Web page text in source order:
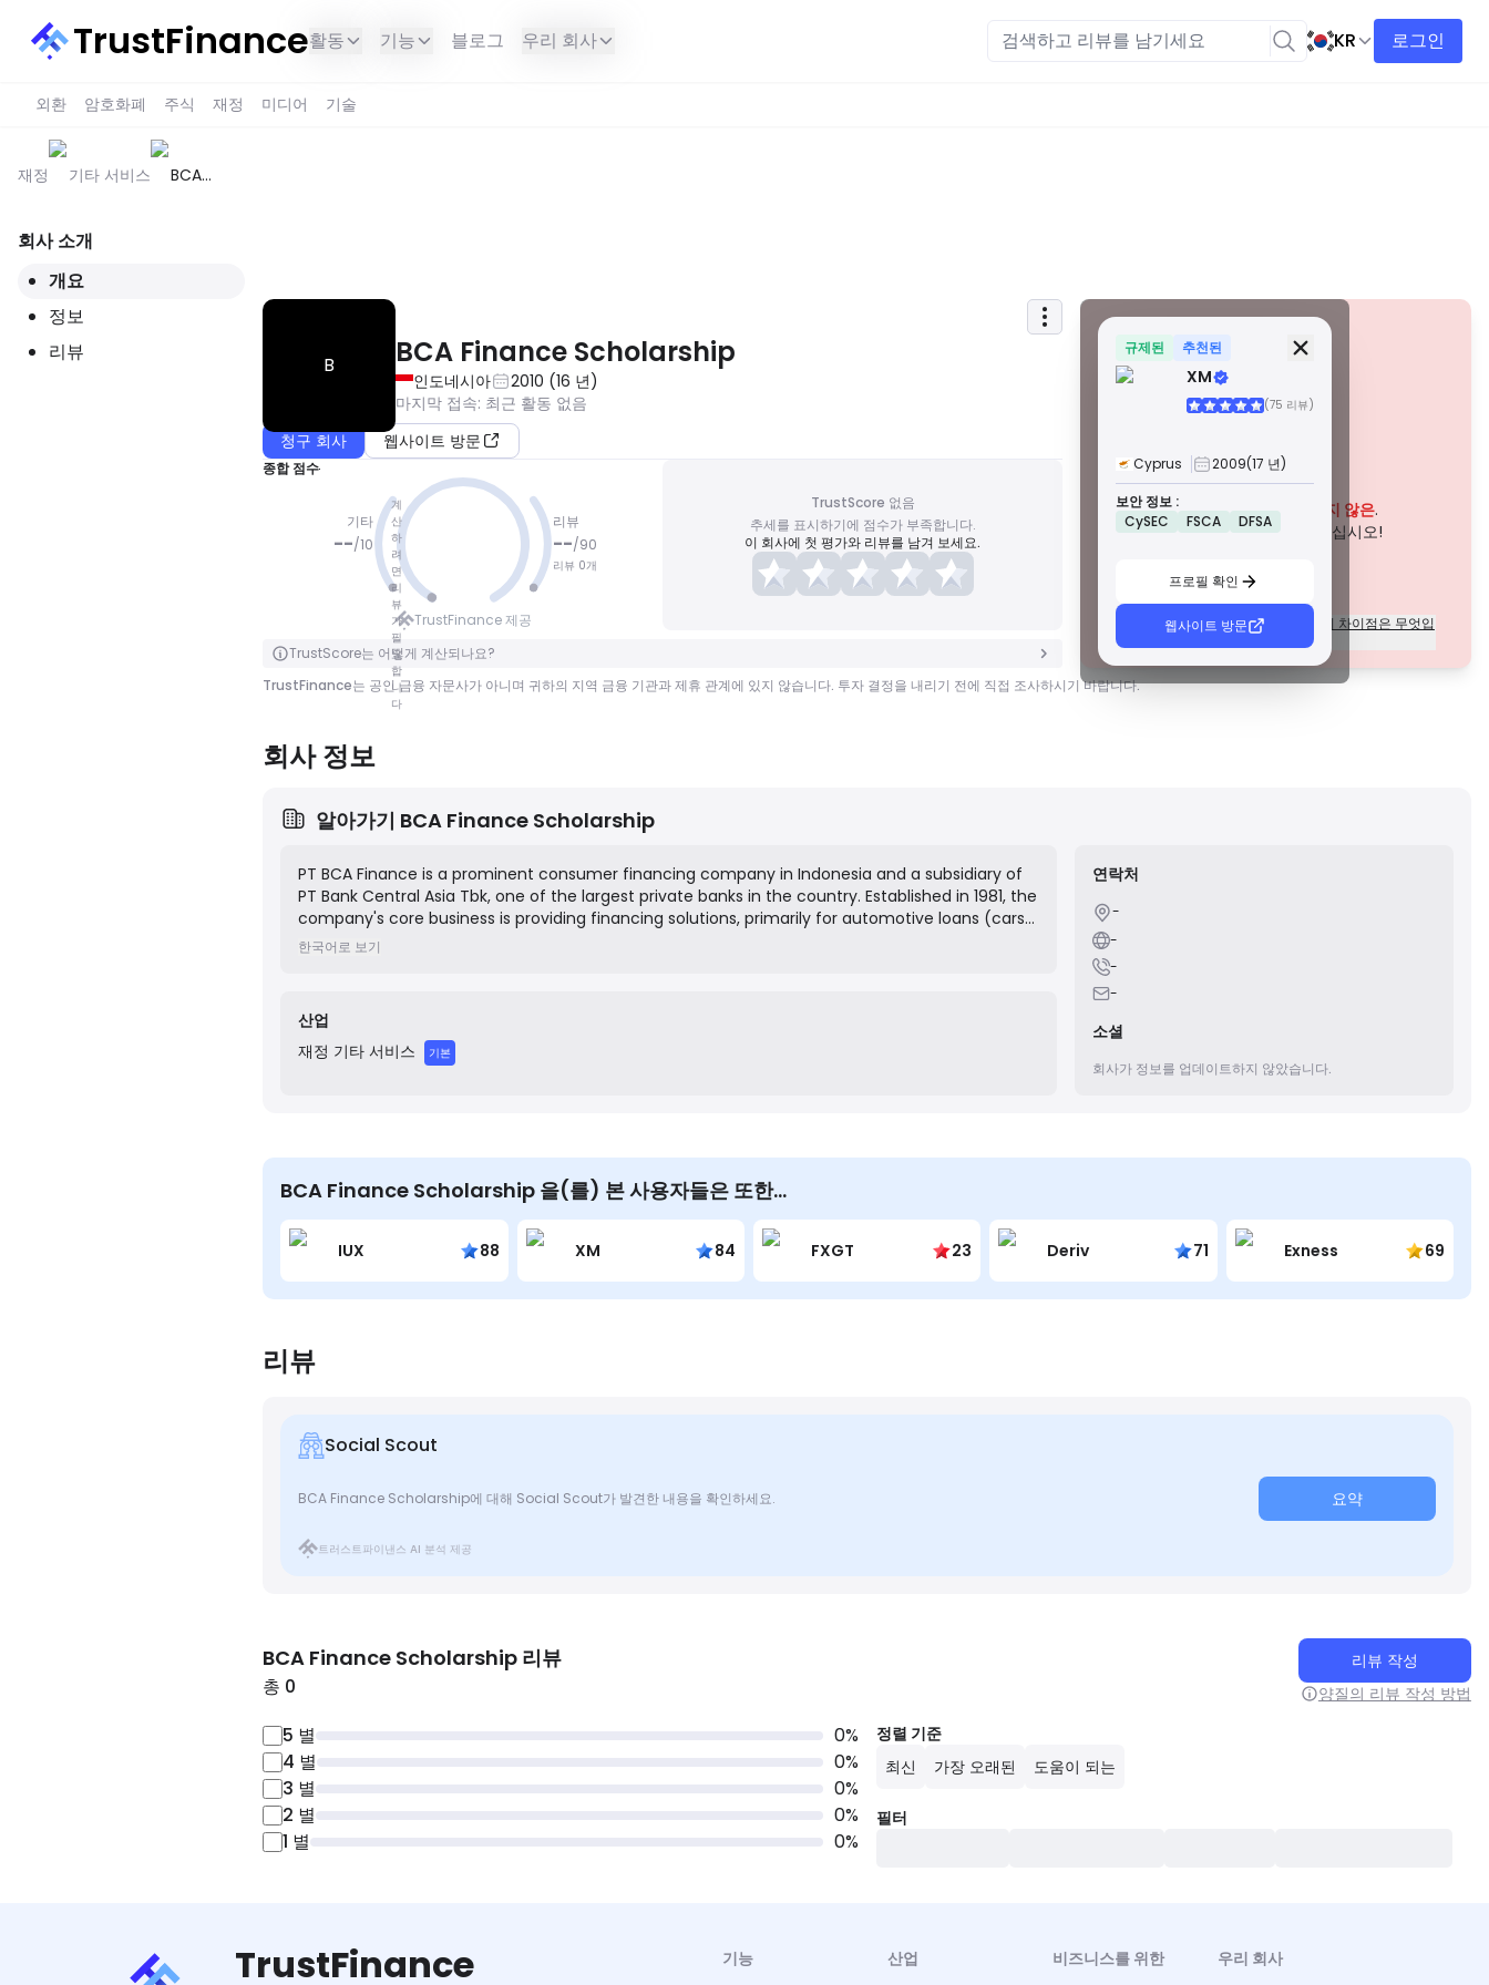
TrustFinance활동 기능 블로그 우리 회사 KR 로그인
외환 암호화폐 주식 재정 미디어 기술
재정 기타 서비스
BCA
회사 소개
개요
정보
리뷰
B BCA Finance Scholarship
인도네시아 2010 (16 년)
마지막 접속: 최근 활동 없음
청구 회사
웹사이트 방문
종합 점수
기타
--/10
계
산
하
려
면
리
뷰
가
필
요
합
니
다
점수 없음
클릭하여 뒤집기
리뷰
--/90
리뷰 0개
TrustFinance 제공
TrustScore 없음
추세를 표시하기에 점수가 부족합니다.
이 회사에 첫 평가와 리뷰를 남겨 보세요.
TrustScore는 어떻게 계산되나요?
규제된 추천된
XM
(75 리뷰)
Cyprus 2009(17 년)
보안 정보 :
CySEC
FSCA DFSA
프로필 확인
웹사이트 방문
보안 정보
경고
이 회사는 현재 입증되지 않은.
잠재적인 위험에 주의하십시오!
각 등급의 라이센스에 대한 규정의 차이점은 무엇입
전 세계적으로 유명한 규제 기관에서 발급한 이 라이선스는
준 준수는 보안을 더욱 강화합니다.
존경받는 지역 규제 기관에서 부여하는 이 라이선스는 자금
분리, 재무 보고 및 보상 제도와 같은 강력한 안전 조치를 제공
합니다. 티어 1만큼 엄격하지는 않지만 신뢰할 수 있는 지역
신흥 시장의 규제 기관에서 발급한 이 라이선스는 최소 자본
요건 및 AML 정책과 같은 기본적인 보호 기능을 제공합니다.
감독이 덜 엄격하므로 거래자는 주의를 기울이고 안전 조치
D급 면허
감독이 최소화된 관할권에서 발행된 이러한 라이선스는 종종
TrustFinance는 공인 금융 자문사가 아니며 귀하의 지역 금융 기관과 제휴 관계에 있지 않습니다. 투자 결정을 내리기 전에 직접 조사하시기 바랍니다.
회사 정보
알아가기 BCA Finance Scholarship
PT BCA Finance is a prominent consumer financing company in Indonesia and a subsidiary of
PT Bank Central Asia Tbk, one of the largest private banks in the country. Established in 1981, the
company's core business is providing financing solutions, primarily for automotive loans (cars
and motorcycles). As part of its corporate social responsibility (CSR) initiatives under the "BCA
educational expenses.
한국어로 보기
산업
재정 기타 서비스 기본
연락처
-
-
-
-
소셜
회사가 정보를 업데이트하지 않았습니다.
BCA Finance Scholarship 을(를) 본 사용자들은 또한…
IUX 88 XM 84 FXGT 23 Deriv 71 Exness 69
리뷰
Social Scout
BCA Finance Scholarship에 대해 Social Scout가 발견한 내용을 확인하세요. 요약
트러스트파이낸스 AI 분석 제공
BCA Finance Scholarship 리뷰
총 0
리뷰 작성
양질의 리뷰 작성 방법
5 별 0%
4 별 0%
3 별 0%
2 별 0%
1 별 0%
정렬 기준
최신
가장 오래된 도움이 되는
필터
TrustFinance 기능 산업 비즈니스를 위한 우리 회사